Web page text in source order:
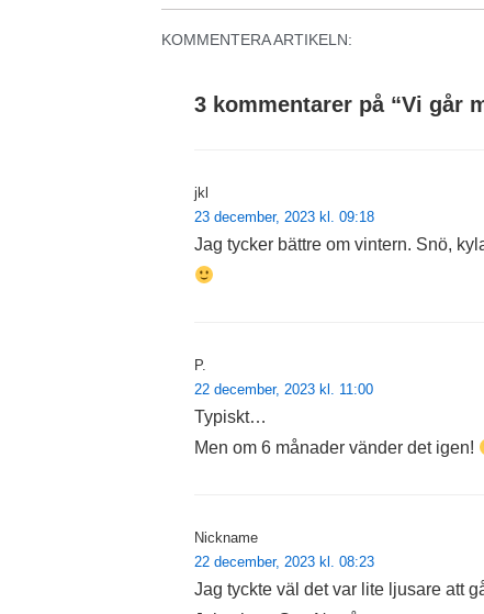
KOMMENTERA ARTIKELN:
3 kommentarer på “Vi går
jkl
23 december, 2023 kl. 09:18
Jag tycker bättre om vintern. Snö,
P.
22 december, 2023 kl. 11:00
Typiskt…
Men om 6 månader vänder det igen!
Nickname
22 december, 2023 kl. 08:23
Jag tyckte väl det var lite ljusare att